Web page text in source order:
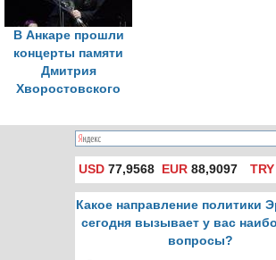
В Анкаре прошли
концерты памяти
Дмитрия
Хворостовского
USD 77,9568 EUR 88,9097 TRY
Какое направление политики
сегодня вызывает у вас
вопросы?